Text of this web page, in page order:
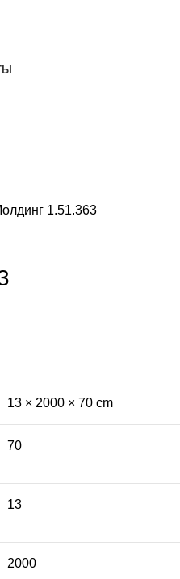
1.51.363
13 × 2000 × 70 cm
70
13
2000